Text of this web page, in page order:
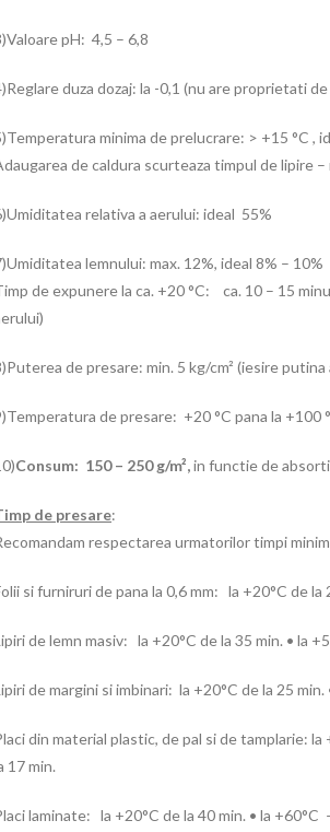
pH: 4,5 – 6,8
duza dozaj: la -0,1 (nu are proprietati
minima de prelucrare: > +15 °C ,
de caldura scurteaza timpul de lipire
relativa a aerului: ideal 55%
lemnului: max. 12%, ideal 8% – 10%
de expunere la ca. +20 °C: ca. 10 – 15
de presare: min. 5 kg/cm² (iesire
de presare: +20 °C pana la +100
Consum: 150 – 250 g/m²,in functie de
de presare:
respectarea urmatorilor timpi
si furniruri de pana la 0,6 mm: la +20°C de
de lemn masiv: la +20°C de la 35 min. • la
de margini si imbinari: la +20°C de la 25
din material plastic, de pal si de tamplarie:
17 min.
laminate: la +20°C de la 40 min. • la